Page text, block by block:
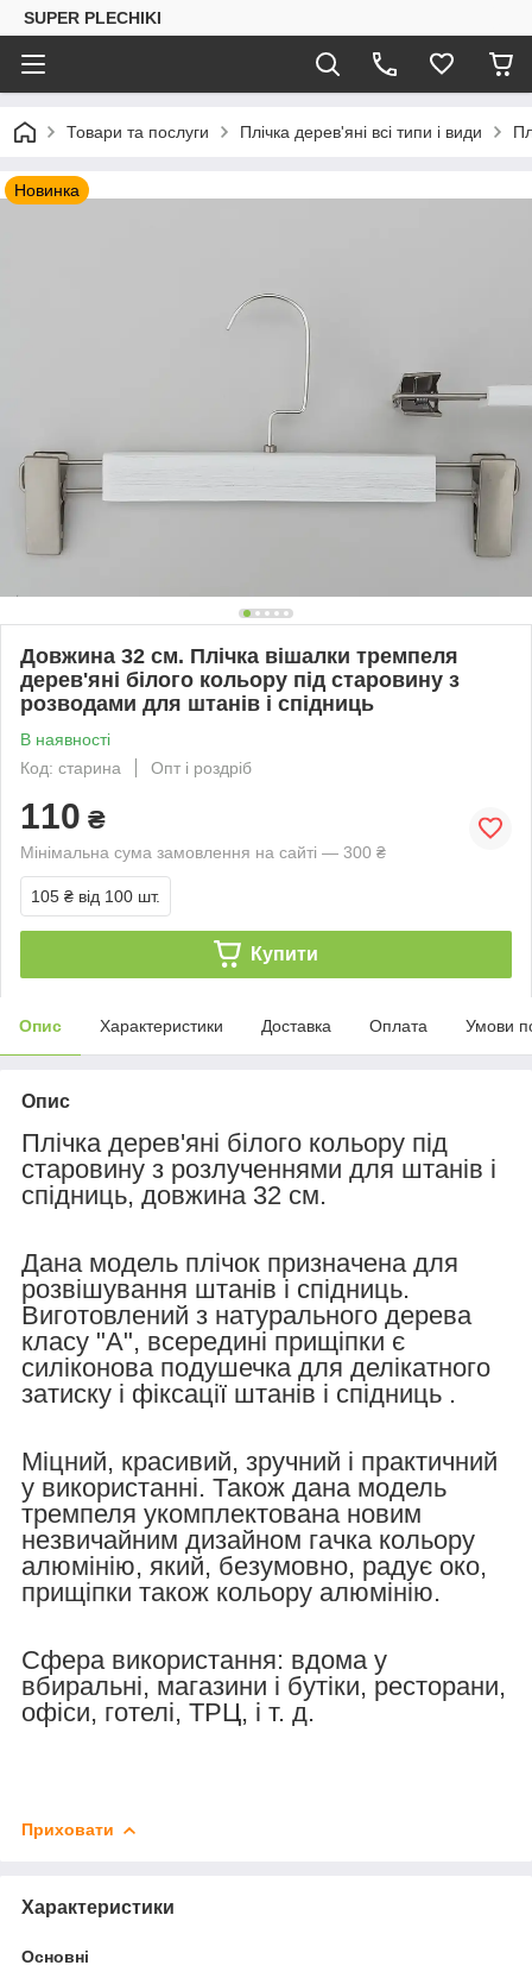
SUPER PLECHIKI
Товари та послуги Плічка дерев'яні всі типи і види
Новинка
Довжина 32 см. Плічка вішалки тремпеля
дерев'яні білого кольору під старовину з
розводами для штанів і спідниць
В наявності
Код: старина
Опт і роздріб
110 ₴
Мінімальна сума замовлення на сайті — 300 ₴
105 ₴ від 100 шт.
Купити
Опис Характеристики Доставка Оплата Умови
Опис
Плічка дерев'яні білого кольору під
старовину з розлученнями для штанів і
спідниць, довжина 32 см.
Дана модель плічок призначена для
розвішування штанів і спідниць.
Виготовлений з натурального дерева
класу "A", всередині прищіпки є
силіконова подушечка для делікатного
затиску і фіксації штанів і спідниць .
Міцний, красивий, зручний і практичний
у використанні. Також дана модель
тремпеля укомплектована новим
незвичайним дизайном гачка кольору
алюмінію, який, безумовно, радує око,
прищіпки також кольору алюмінію.
Сфера використання: вдома у
вбиральні, магазини і бутіки, ресторани,
офіси, готелі, ТРЦ, і т. д.
Приховати
Характеристики
Основні